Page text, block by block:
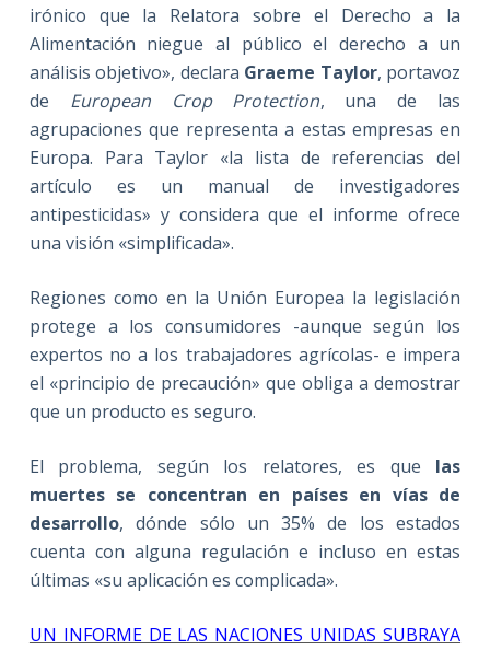
irónico que la Relatora sobre el Derecho a la
Alimentación niegue al público el derecho a un
análisis objetivo», declara Graeme Taylor, portavoz
de European Crop Protection, una de las
agrupaciones que representa a estas empresas en
Europa. Para Taylor «la lista de referencias del
artículo es un manual de investigadores
antipesticidas» y considera que el informe ofrece
una visión «simplificada».
Regiones como en la Unión Europea la legislación
protege a los consumidores -aunque según los
expertos no a los trabajadores agrícolas- e impera
el «principio de precaución» que obliga a demostrar
que un producto es seguro.
El problema, según los relatores, es que las
muertes se concentran en países en vías de
desarrollo, dónde sólo un 35% de los estados
cuenta con alguna regulación e incluso en estas
últimas «su aplicación es complicada».
UN INFORME DE LAS NACIONES UNIDAS SUBRAYA